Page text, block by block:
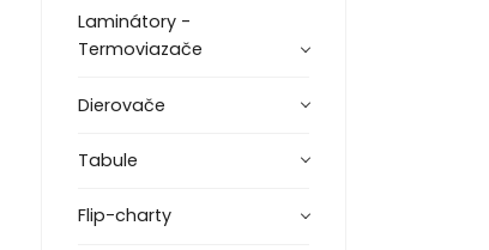
Laminátory -
Termoviazače
Dierovače
Tabule
Flip-charty